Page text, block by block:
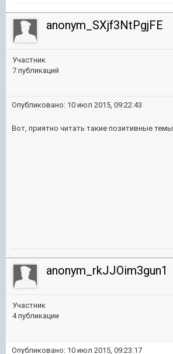
anonym_SXjf3NtPgjFE
Участник
7 публикаций
Опубликовано: 10 июл 2015, 09:22:43
Вот, приятно читать такие позитивные темы
anonym_rkJJOim3gun1
Участник
4 публикации
Опубликовано: 10 июл 2015, 09:23:17